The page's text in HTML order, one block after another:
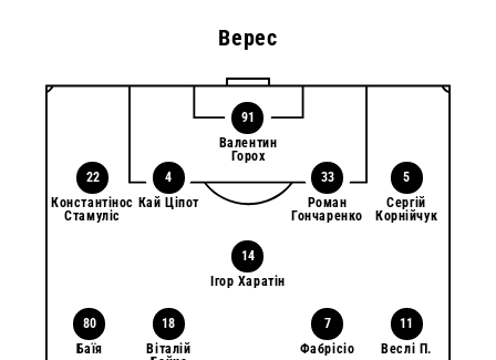
Верес
91
Валентин
Горох
22
Константінос
Стамуліс
4
Кай Ціпот
33
Роман
Гончаренко
5
Сергій
Корнійчук
14
Ігор Харатін
80
Баїя
18
Віталій
7
Фабрісіо
11
Веслі П.